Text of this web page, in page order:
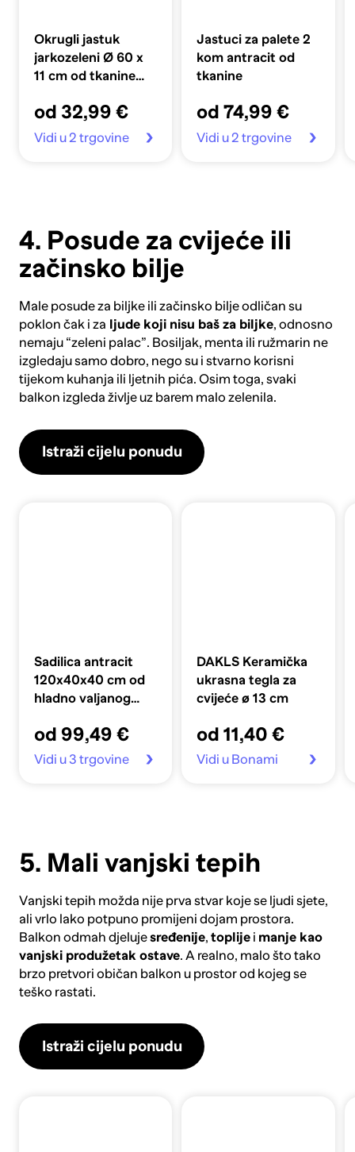
Okrugli jastuk
jarkozeleni Ø 60 x
11 cm od tkanine
od 32,99 €
Vidi u 2 trgovine
Jastuci za palete 2
kom antracit od
tkanine
od 74,99 €
Vidi u 2 trgovine
4. Posude za cvijeće ili
začinsko bilje
Male posude za biljkeili začinsko bilje odličan su
poklon čak i za ljude koji nisu baš za biljke, odnosno
nemaju “zeleni palac”. Bosiljak, menta ili ružmarin ne
izgledaju samo dobro, nego su i stvarno korisni
tijekom kuhanja ili ljetnih pića. Osim toga, svaki
balkon izgleda življe uz barem malo zelenila.
Istraži cijelu ponudu
Sadilica antracit
120x40x40 cm od
hladno valjanog
od 99,49 €
Vidi u 3 trgovine
DAKLS Keramička
ukrasna tegla za
cvijeće ø 13 cm
od 11,40 €
Vidi u Bonami
5. Mali vanjski tepih
Vanjski tepih možda nije prva stvar koje se ljudi sjete,
ali vrlo lako potpuno promijeni dojam prostora.
Balkon odmah djelujesređenije, toplijei manje kao
vanjski produžetak ostave. A realno, malo što tako
brzo pretvori običan balkon u prostor od kojeg se
teško rastati.
Istraži cijelu ponudu